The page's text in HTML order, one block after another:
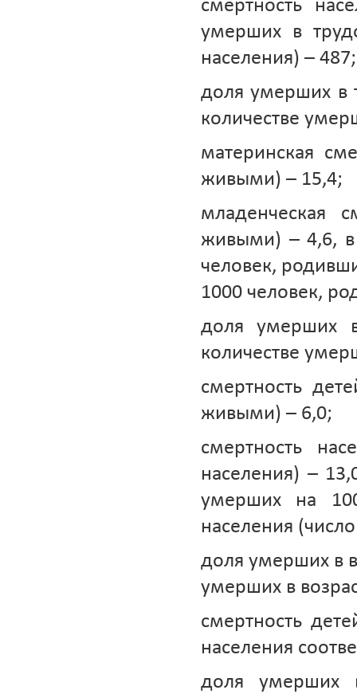
смертность
умерших в
населения) – 487;
доля умерших в
количестве
материнская
живыми) – 15,4;
младенческая
живыми) – 4,6, в
человек,
1000 человек,
доля умерших
количестве
смертность
живыми) – 6,0;
смертность
населения) –
умерших на
населения
доля умерших в
умерших в
смертность
населения
доля умерших